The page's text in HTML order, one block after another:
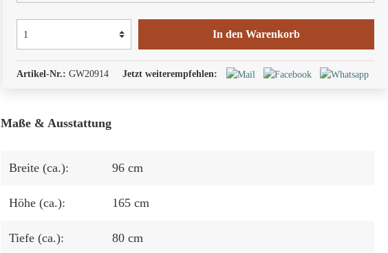
In den Warenkorb
Artikel-Nr.: GW20914 Jetzt weiterempfehlen:
Maße & Ausstattung
Breite (ca.): 96 cm
Höhe (ca.): 165 cm
Tiefe (ca.): 80 cm